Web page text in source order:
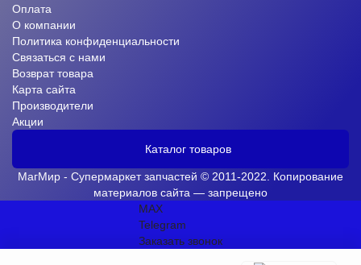
Оплата
О компании
Политика конфиденциальности
Связаться с нами
Возврат товара
Карта сайта
Производители
Акции
Каталог товаров
МагМир - Супермаркет запчастей © 2011-2022. Копирование
материалов сайта — запрещено
MAX
Telegram
Заказать звонок